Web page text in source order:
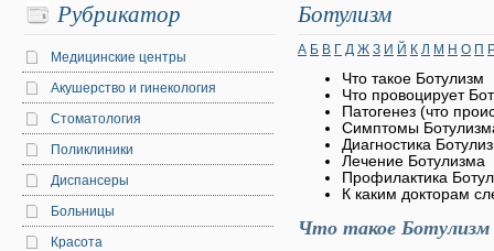
Ботулизм
А Б В Г Д Ж З И Й К Л М Н О П
Что такое Ботулизм
Что провоцирует
Патогенез (что
Симптомы
Диагностика
Лечение Ботулизма
Профилактика
К каким докторам
Что такое Ботулизм
Рубрикатор
Медицинские центры
Акушерство и гинекология
Стоматология
Поликлиники
Диспансеры
Больницы
Красота